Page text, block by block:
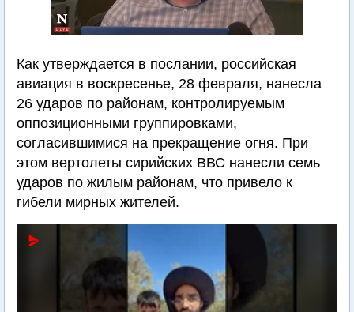
Как утверждается в послании, российская
авиация в воскресенье, 28 февраля, нанесла
26 ударов по районам, контролируемым
оппозиционными группировками,
согласившимися на прекращение огня. При
этом вертолеты сирийских ВВС нанесли семь
ударов по жилым районам, что привело к
гибели мирных жителей.